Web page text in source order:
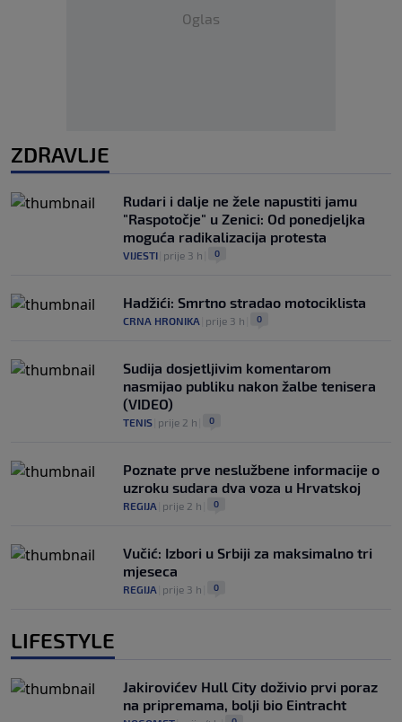
Oglas
ZDRAVLJE
Rudari i dalje ne žele napustiti jamu
"Raspotočje" u Zenici: Od ponedjeljka
moguća radikalizacija protesta
VIJESTI prije 3 h 0
Hadžići: Smrtno stradao motociklista
CRNA HRONIKA prije 3 h 0
Sudija dosjetljivim komentarom
nasmijao publiku nakon žalbe tenisera
(VIDEO)
TENIS prije 2 h 0
Poznate prve neslužbene informacije o
uzroku sudara dva voza u Hrvatskoj
REGIJA prije 2 h 0
Vučić: Izbori u Srbiji za maksimalno tri
mjeseca
REGIJA prije 3 h 0
LIFESTYLE
Jakirovićev Hull City doživio prvi poraz
na pripremama, bolji bio Eintracht